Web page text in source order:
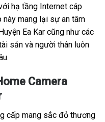
hạ tầng Internet cáp
này mang lại sự an tâm
Ea Kar cũng như các
sản và người thân luôn
Camera
cấp mang sắc đỏ thương